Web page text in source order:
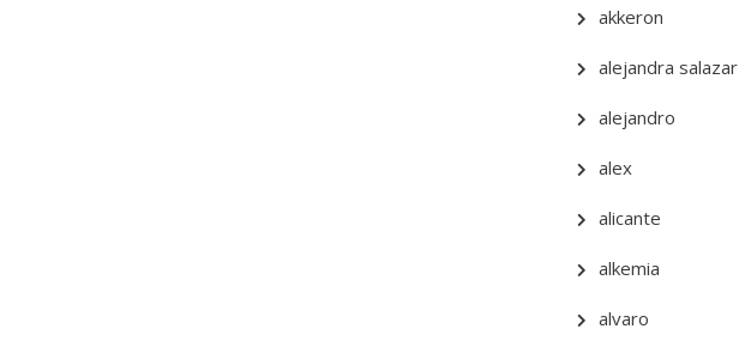
akkeron
alejandra salazar
alejandro
alex
alicante
alkemia
alvaro